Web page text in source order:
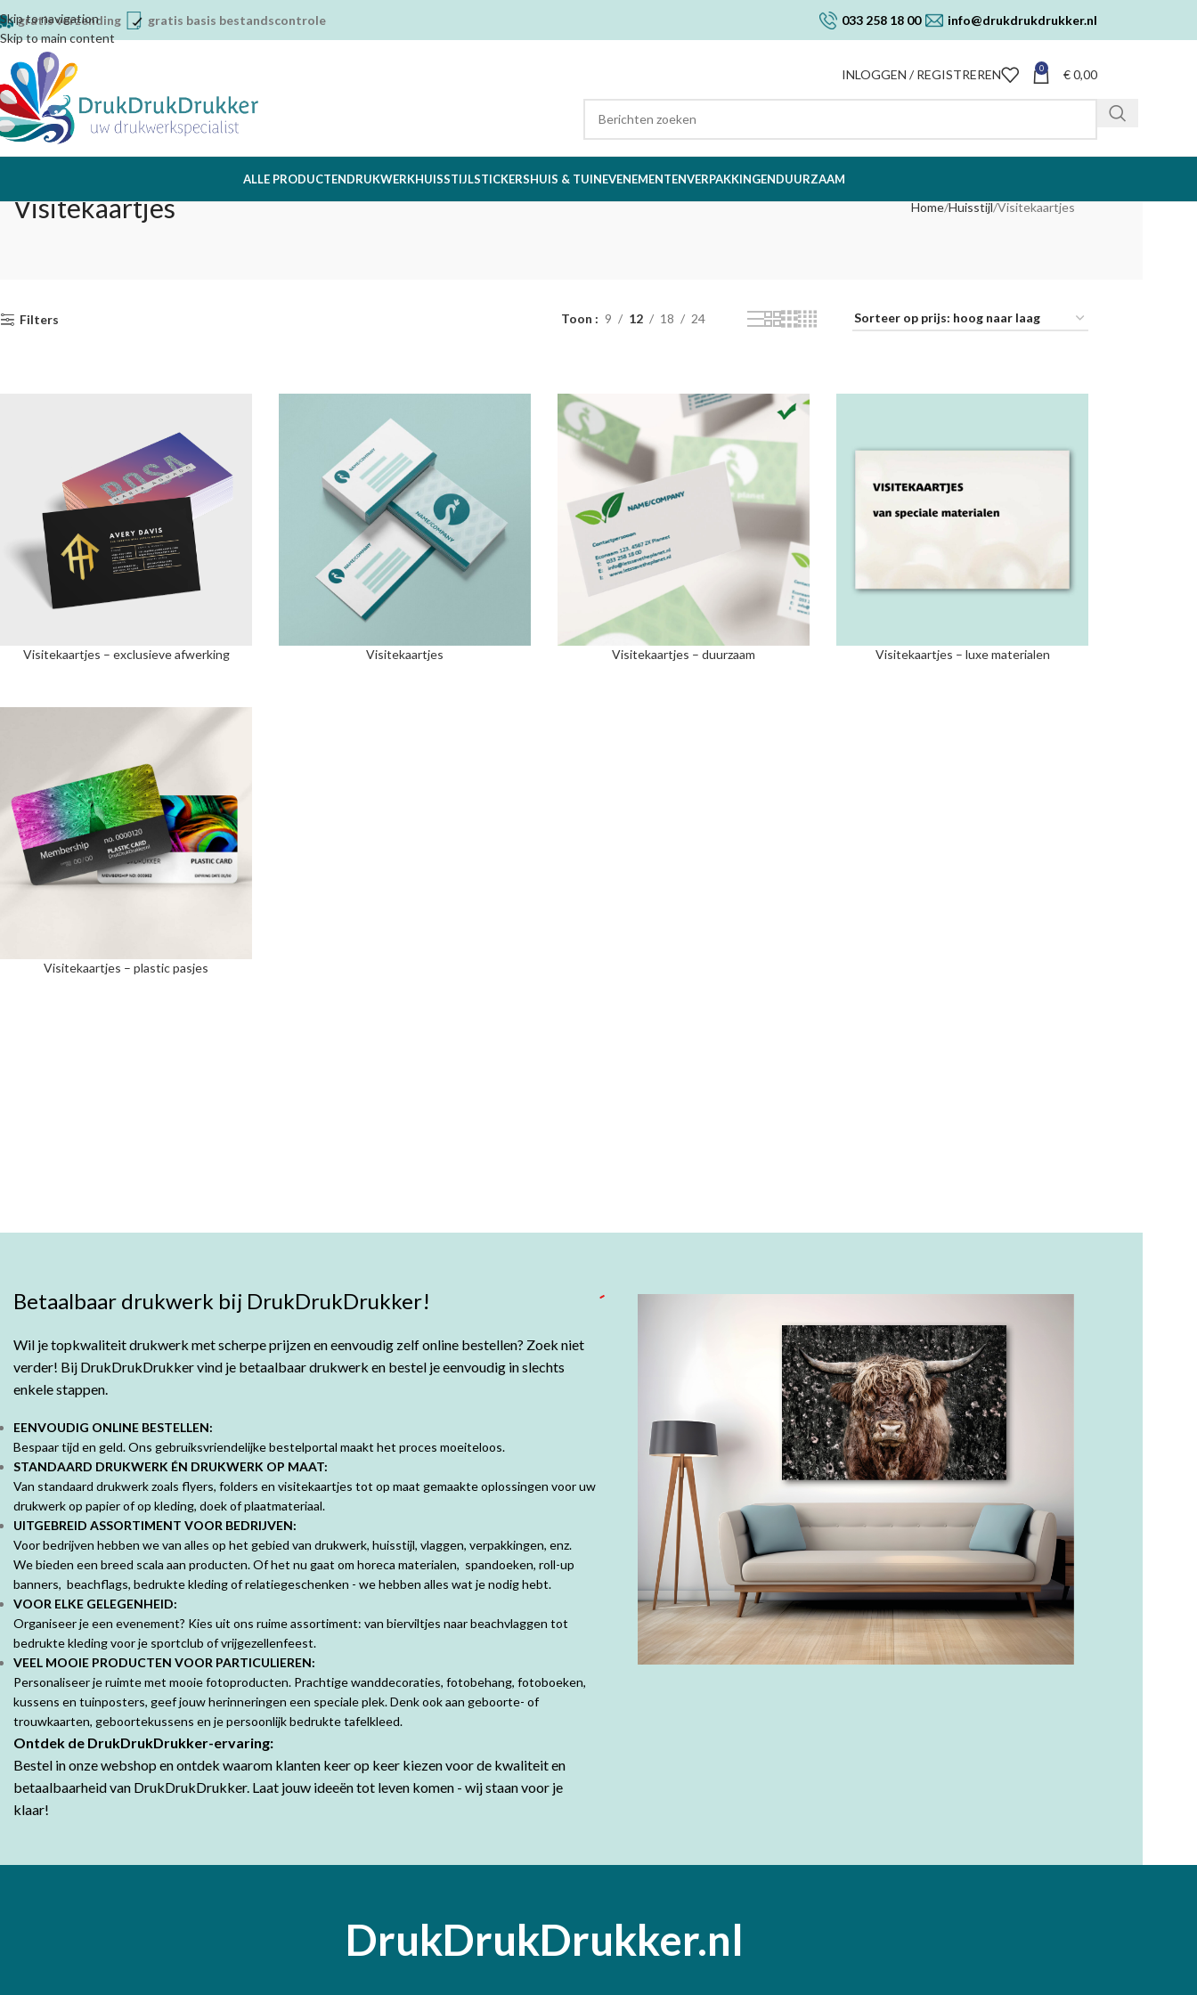
Skip to navigation
Skip to main content
gratis verzending gratis basis bestandscontrole 033 258 18 00 info@drukdrukdrukker.nl
INLOGGEN / REGISTREREN 0 €0,00
ALLE PRODUCTENDRUKWERKHUISSTIJLSTICKERSHUIS & TUINEVENEMENTENVERPAKKINGENDUURZAAM
Visitekaartjes Home Huisstijl Visitekaartjes
Filters Toon 9 12 18 24
Visitekaartjes – exclusieve afwerking Visitekaartjes Visitekaartjes – duurzaam Visitekaartjes – luxe materialen
Visitekaartjes – plastic pasjes
Betaalbaar drukwerk bij DrukDrukDrukker!
Wil je topkwaliteit drukwerk met scherpe prijzen en eenvoudig zelf online bestellen? Zoek niet
verder! Bij DrukDrukDrukker vind je betaalbaar drukwerk en bestel je eenvoudig in slechts
enkele stappen.
EENVOUDIG ONLINE BESTELLEN:
Bespaar tijd en geld. Ons gebruiksvriendelijke bestelportal maakt het proces moeiteloos.
STANDAARD DRUKWERK ÉN DRUKWERK OP MAAT:
Van standaard drukwerk zoals flyers, folders en visitekaartjes tot op maat gemaakte oplossingen voor uw
drukwerk op papier of op kleding, doek of plaatmateriaal.
UITGEBREID ASSORTIMENT VOOR BEDRIJVEN:
Voor bedrijven hebben we van alles op het gebied van drukwerk, huisstijl, vlaggen, verpakkingen, enz.
We bieden een breed scala aan producten. Of het nu gaat om horeca materialen, spandoeken, roll-up
banners, beachflags, bedrukte kleding of relatiegeschenken - we hebben alles wat je nodig hebt.
VOOR ELKE GELEGENHEID:
Organiseer je een evenement? Kies uit ons ruime assortiment: van bierviltjes naar beachvlaggen tot
bedrukte kleding voor je sportclub of vrijgezellenfeest.
VEEL MOOIE PRODUCTEN VOOR PARTICULIEREN:
Personaliseer je ruimte met mooie fotoproducten. Prachtige wanddecoraties, fotobehang, fotoboeken,
kussens en tuinposters, geef jouw herinneringen een speciale plek. Denk ook aan geboorte- of
trouwkaarten, geboortekussens en je persoonlijk bedrukte tafelkleed.
Ontdek de DrukDrukDrukker-ervaring:
Bestel in onze webshop en ontdek waarom klanten keer op keer kiezen voor de kwaliteit en
betaalbaarheid van DrukDrukDrukker. Laat jouw ideeën tot leven komen - wij staan voor je
klaar!
DrukDrukDrukker.nl